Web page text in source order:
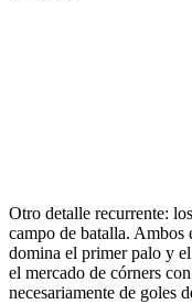
Otro detalle recurrente:
campo de batalla. Ambos
domina el primer palo y
el mercado de córners
necesariamente de goles